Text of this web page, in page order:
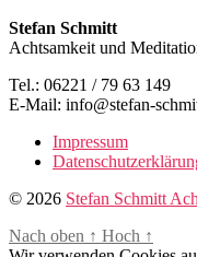
Stefan Schmitt
Achtsamkeit und
Tel.: 06221 / 79 63 149
E-Mail: info@stefan-
Impressum
© 2026 Stefan Schmitt
Nach oben ↑ Hoch ↑